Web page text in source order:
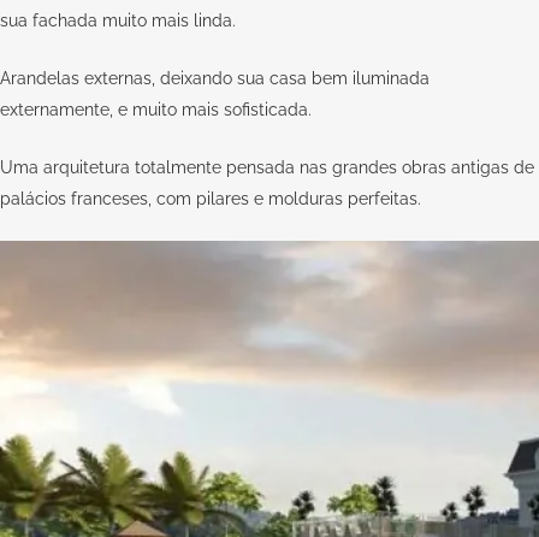
sua fachada muito mais linda.
Arandelas externas, deixando sua casa bem iluminada
externamente, e muito mais sofisticada.
Uma arquitetura totalmente pensada nas grandes obras antigas de
palácios franceses, com pilares e molduras perfeitas.